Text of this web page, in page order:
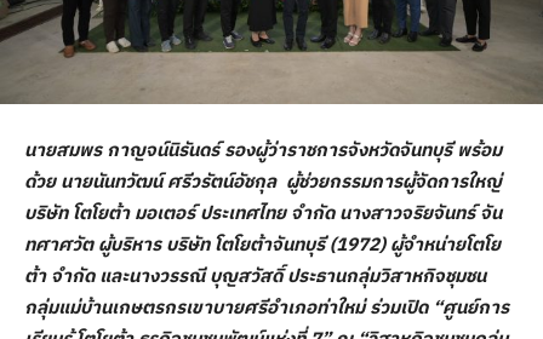
นายสมพร กาญจน์นิรันดร์ รองผู้ว่าราชการจังหวัดจันทบุรี พร้อม
ด้วย นายนันทวัฒน์ ศรีวรัตน์อัชกุล ผู้ช่วยกรรมการผู้จัดการใหญ่
บริษัท โตโยต้า มอเตอร์ ประเทศไทย จำกัด นางสาวจริยจันทร์ จัน
ทศาศวัต ผู้บริหาร บริษัท โตโยต้าจันทบุรี (1972) ผู้จำหน่ายโตโย
ต้า จำกัด และนางวรรณี บุญสวัสดิ์ ประธานกลุ่มวิสาหกิจชุมชน
กลุ่มแม่บ้านเกษตรกรเขาบายศรีอำเภอท่าใหม่ ร่วมเปิด “ศูนย์การ